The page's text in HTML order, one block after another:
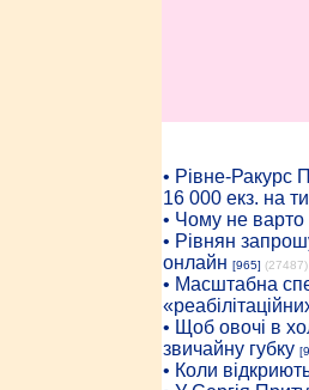
• Рiвне-Ракурс
16 000 екз. на
• Чому не варто
• Рівнян
онлайн [965] (27487)
• Масштабна
• Щоб овочі в
звичайну губку
• Коли